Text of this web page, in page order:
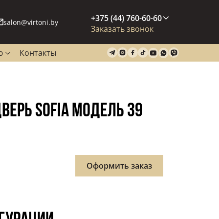
salon@virtoni.by
+375 (44) 760-60-60
Заказать звонок
Контакты
SOFIA МОДЕЛЬ 39
Оформить заказ